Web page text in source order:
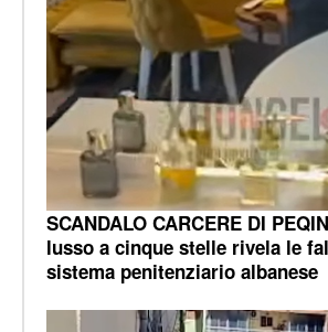
SCANDALO CARCERE DI
lusso a cinque stelle rivela le
sistema penitenziario albanese